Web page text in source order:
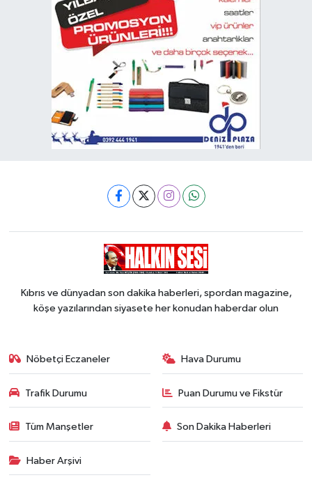
Kıbrıs ve dünyadan son dakika haberleri, spordan magazine,
köşe yazılarından siyasete her konudan haberdar olun
Nöbetçi Eczaneler Hava Durumu
Trafik Durumu Puan Durumu ve Fikstür
Tüm Manşetler Son Dakika Haberleri
Haber Arşivi